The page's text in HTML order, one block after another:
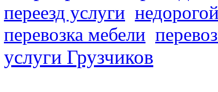
переезд услуги
перевозка мебели
услуги Грузчиков